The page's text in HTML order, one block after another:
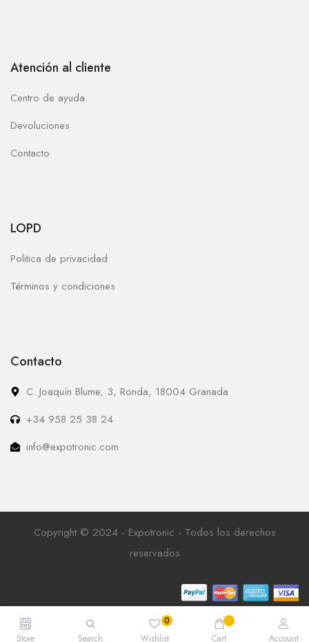
Atención al cliente
Centro de ayuda
Devoluciones
Contacto
LOPD
Politica de privacidad
Términos y condiciones
Contacto
C. Joaquín Blume, 3, Ronda, 18004 Granada
+34 958 25 38 24
info@expotronic.com
Copyright © 2024 - Expotronic - Todos los derechos
reservados
Store Search Wishlist Cart Account